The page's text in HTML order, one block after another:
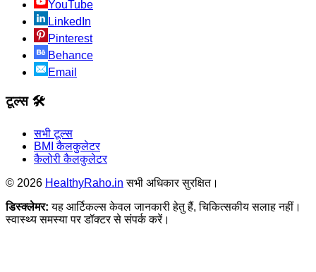
YouTube
LinkedIn
Pinterest
Behance
Email
टूल्स 🛠️
सभी टूल्स
BMI कैलकुलेटर
कैलोरी कैलकुलेटर
© 2026 HealthyRaho.in सभी अधिकार सुरक्षित।
डिस्क्लेमर: यह आर्टिकल्स केवल जानकारी हेतु हैं, चिकित्सकीय सलाह नहीं।
स्वास्थ्य समस्या पर डॉक्टर से संपर्क करें।